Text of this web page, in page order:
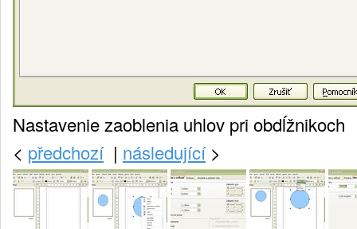
Nastavenie zaoblenia uhlov pri obdĺžnikoch
< předchozí| následující>